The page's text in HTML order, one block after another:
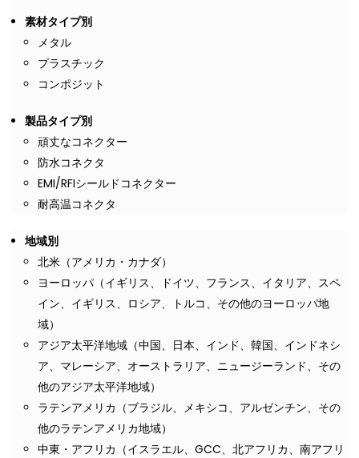
素材タイプ別
メタル
プラスチック
コンポジット
製品タイプ別
頑丈なコネクター
防水コネクタ
EMI/RFIシールドコネクター
耐高温コネクタ
地域別
北米（アメリカ・カナダ）
ヨーロッパ（イギリス、ドイツ、フランス、イタリア、スペ
イン、イギリス、ロシア、トルコ、その他のヨーロッパ地
域）
アジア太平洋地域（中国、日本、インド、韓国、インドネシ
ア、マレーシア、オーストラリア、ニュージーランド、その
他のアジア太平洋地域）
ラテンアメリカ（ブラジル、メキシコ、アルゼンチン、その
他のラテンアメリカ地域）
中東・アフリカ（イスラエル、GCC、北アフリカ、南アフリ